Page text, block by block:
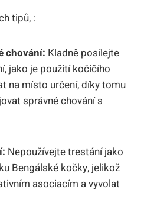
tipů, :
chování: Kladně posílejte
jako je použití kočičího
na místo určení, díky tomu
správné chování s
Nepoužívejte trestání jako
Bengálské kočky, jelikož
asociacím a vyvolat